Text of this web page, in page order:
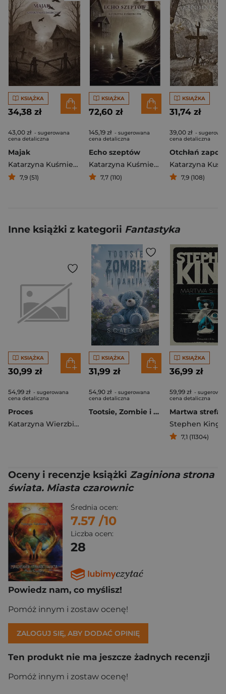
KSIĄŻKA
34,38 zł
43,00 zł - sugerowana
cena detaliczna
Majak
Katarzyna Kuśmierczyk
7,9 (51)
KSIĄŻKA
72,60 zł
145,19 zł - sugerowana
cena detaliczna
Echo szeptów
Katarzyna Kuśmierczyk
7,7 (110)
KSIĄŻKA
31,74 zł
39,00 zł -
cena detaliczna
7,9 (108)
Inne książki z kategorii Fantastyka
KSIĄŻKA
30,99 zł
54,99 zł - sugerowana
cena detaliczna
Proces
Katarzyna Wierzbicka
KSIĄŻKA
31,99 zł
54,90 zł - sugerowana
cena detaliczna
Tootsie, Zombie i Dahlia
KSIĄŻKA
36,99 zł
59,99 zł -
cena detaliczna
Martwa strefa
Stephen King
7,1 (11304)
Oceny i recenzje książki Zaginiona strona
świata. Miasta czarownic
Średnia ocen:
7.57 /10
Liczba ocen:
28
Powiedz nam, co myślisz!
Pomóż innym i zostaw ocenę!
ZALOGUJ SIĘ, ABY DODAĆ OPINIĘ
Ten produkt nie ma jeszcze żadnych recenzji
Pomóż innym i zostaw ocenę!